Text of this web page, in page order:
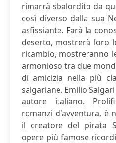
rimarrà sbalordito da
così diverso dalla sua
asfissiante. Farà la
deserto, mostrerà loro
ricambio, mostreranno
armonioso tra due
di amicizia nella più
salgariane. Emilio
autore italiano.
romanzi d'avventura, è
il creatore del pirata
opere più famose